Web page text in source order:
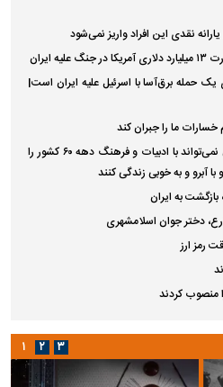
یارانه نقدی این افراد واریز نمی‌شود
ایران
حمله برق‌آسا با اسرئیل علیه ایران است|
ما را جبران کند
حسین مرعشی: جمهوری اسلامی نمی‌تواند با ادبیات و فرهنگ دهه ۶۰ کشور را
آبرو و به خوبی زندگی کنند
بازگشت به ایران
دختر جوان اسلامشهری
رمز ارز
۱ ۲ ۳